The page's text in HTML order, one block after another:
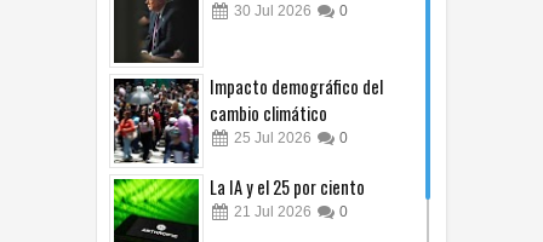
30 Jul 2026 0
Impacto demográfico del
cambio climático
25 Jul 2026 0
La IA y el 25 por ciento
21 Jul 2026 0